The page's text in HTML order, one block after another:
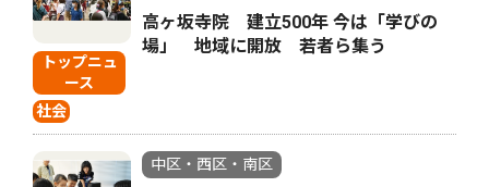
トップニュ
ース
社会
高ヶ坂寺院 建立500年 今は「学びの
場」 地域に開放 若者ら集う
中区・西区・南区